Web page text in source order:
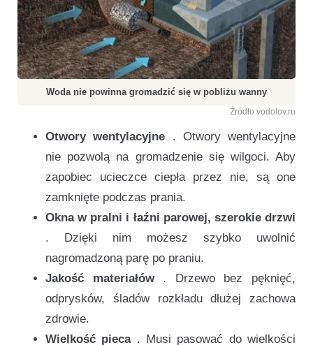
Woda nie powinna gromadzić się w pobliżu wanny
Źródło vodolov.ru
Otwory wentylacyjne . Otwory wentylacyjne
nie pozwolą na gromadzenie się wilgoci. Aby
zapobiec ucieczce ciepła przez nie, są one
zamknięte podczas prania.
Okna w pralni i łaźni parowej, szerokie drzwi
. Dzięki nim możesz szybko uwolnić
nagromadzoną parę po praniu.
Jakość materiałów. Drzewo bez pęknięć,
odprysków, śladów rozkładu dłużej zachowa
zdrowie.
Wielkość pieca. Musi pasować do wielkości